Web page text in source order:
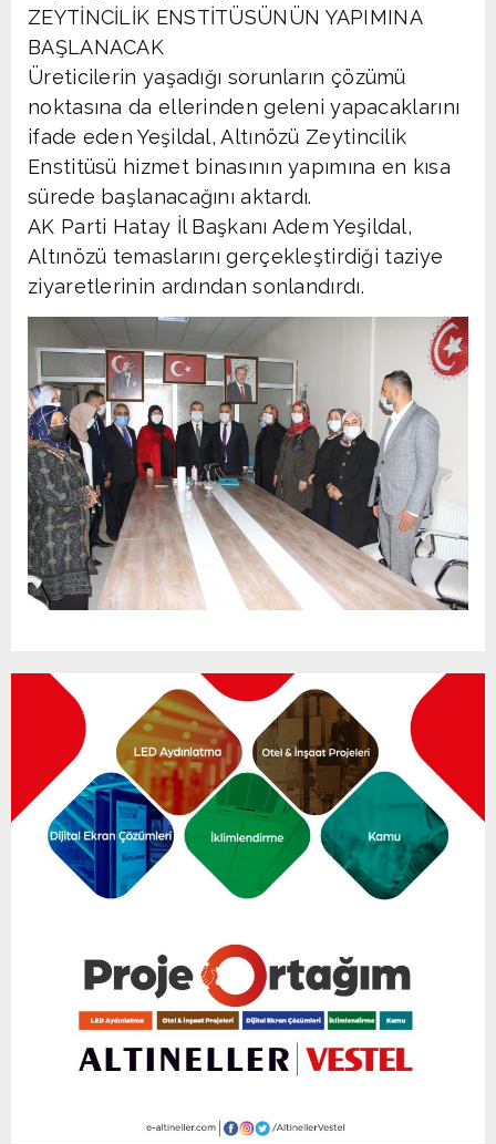
ZEYTİNCİLİK ENSTİTÜSÜNÜN YAPIMINA
BAŞLANACAK
Üreticilerin yaşadığı sorunların çözümü
noktasına da ellerinden geleni yapacaklarını
ifade eden Yeşildal, Altınözü Zeytincilik
Enstitüsü hizmet binasının yapımına en kısa
sürede başlanacağını aktardı.
AK Parti Hatay İl Başkanı Adem Yeşildal,
Altınözü temaslarını gerçekleştirdiği taziye
ziyaretlerinin ardından sonlandırdı.